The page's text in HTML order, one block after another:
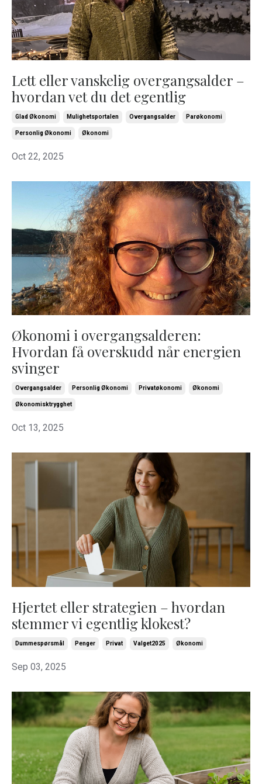
Lett eller vanskelig overgangsalder –
hvordan vet du det egentlig
Glad Økonomi Mulighetsportalen Overgangsalder Parøkonomi
Personlig Økonomi Økonomi
Oct 22, 2025
Økonomi i overgangsalderen:
Hvordan få overskudd når energien
svinger
Overgangsalder Personlig Økonomi Privatøkonomi Økonomi
Økonomisktrygghet
Oct 13, 2025
Hjertet eller strategien – hvordan
stemmer vi egentlig klokest?
Dummespørsmål Penger Privat Valget2025 Økonomi
Sep 03, 2025